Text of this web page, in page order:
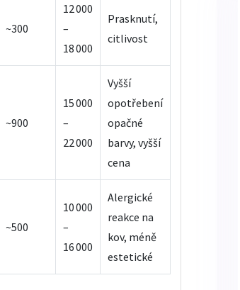
~300
12 000
–
18 000
Prasknutí,
citlivost
~900
15 000
–
22 000
Vyšší
opotřebení
opačné
barvy, vyšší
cena
~500
10 000
–
16 000
Alergické
reakce na
kov, méně
estetické